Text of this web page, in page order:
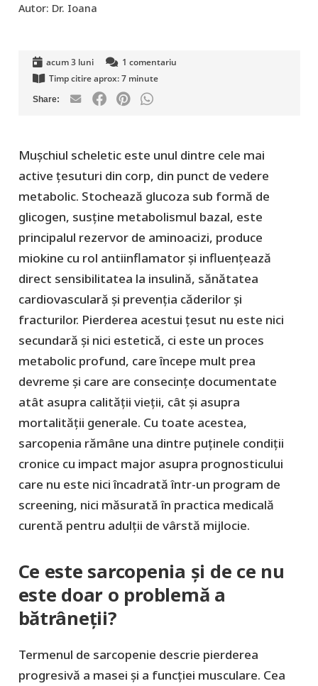
Autor: Dr. Ioana
acum 3 luni 1 comentariu
Timp citire aprox: 7 minute
Mușchiul scheletic este unul dintre cele mai
active țesuturi din corp, din punct de vedere
metabolic. Stochează glucoza sub formă de
glicogen, susține metabolismul bazal, este
principalul rezervor de aminoacizi, produce
miokine cu rol antiinflamator și influențează
direct sensibilitatea la insulină, sănătatea
cardiovasculară și prevenția căderilor și
fracturilor. Pierderea acestui țesut nu este nici
secundară și nici estetică, ci este un proces
metabolic profund, care începe mult prea
devreme și care are consecințe documentate
atât asupra calității vieții, cât și asupra
mortalității generale. Cu toate acestea,
sarcopenia rămâne una dintre puținele condiții
cronice cu impact major asupra prognosticului
care nu este nici încadrată într-un program de
screening, nici măsurată în practica medicală
curentă pentru adulții de vârstă mijlocie.
Ce este sarcopenia și de ce nu
este doar o problemă a
bătrâneții?
Termenul de sarcopenie descrie pierderea
progresivă a masei și a funcției musculare. Cea